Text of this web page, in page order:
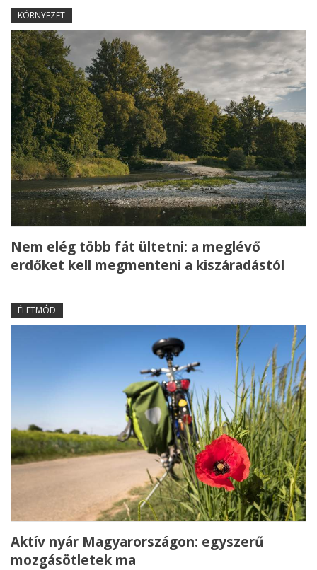
KÖRNYEZET
Nem elég több fát ültetni: a meglévő
erdőket kell megmenteni a kiszáradástól
ÉLETMÓD
Aktív nyár Magyarországon: egyszerű
mozgásötletek ma